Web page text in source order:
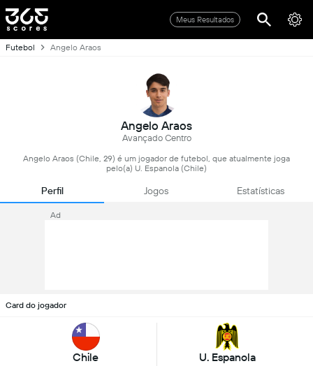
Meus Resultados
Futebol Angelo Araos
Angelo Araos
Avançado Centro
Angelo Araos (Chile, 29) é um jogador de futebol, que atualmente joga
pelo(a) U. Espanola (Chile)
Perfil Jogos Estatísticas
Ad
Card do jogador
Chile U. Espanola